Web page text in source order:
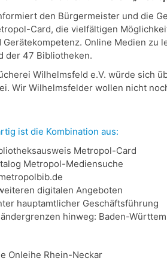
den Bürgermeister und die
Card, die vielfältigen
Online Medien
der 47 Bibliotheken.
Wilhelmsfeld e.V. würde sich
Wir Wilhelmsfelder wollen nicht
ist die Kombination aus:
Metropol-Card
Metropol-Mediensuche
digitalen Angeboten
hauptamtlicher Geschäftsführung
hinweg: Baden-
Onleihe Rhein-Neckar